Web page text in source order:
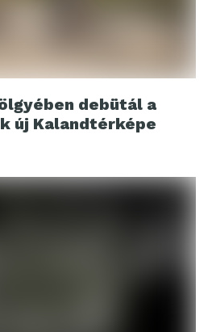
debütál a
új Kalandtérképe